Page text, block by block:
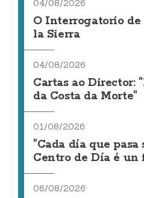
04/08/2026
O Interrogatorio de
la Sierra
04/08/2026
Cartas ao Director:
da Costa da Morte"
01/08/2026
"Cada día que pasa
Centro de Día é un
06/08/2026